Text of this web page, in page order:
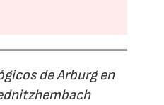
de Arburg en